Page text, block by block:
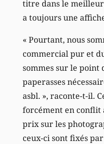
titre dans le meilleur
a toujours une
« Pourtant, nous
commercial pur et
sommes sur le
paperasses
asbl. », raconte-t-il.
forcément en conflit
prix sur les
ceux-ci sont fixés